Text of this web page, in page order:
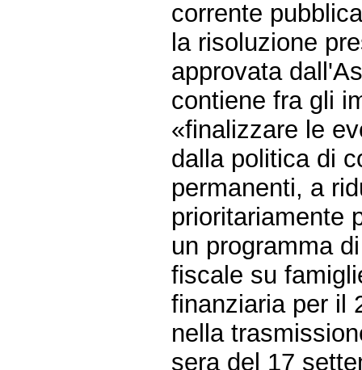
corrente
la risoluzione
approvata
contiene fra gli
«finalizzare le
dalla politica di
permanenti, a
prioritariamente
un programma
fiscale su
finanziaria per il
nella
sera del 17